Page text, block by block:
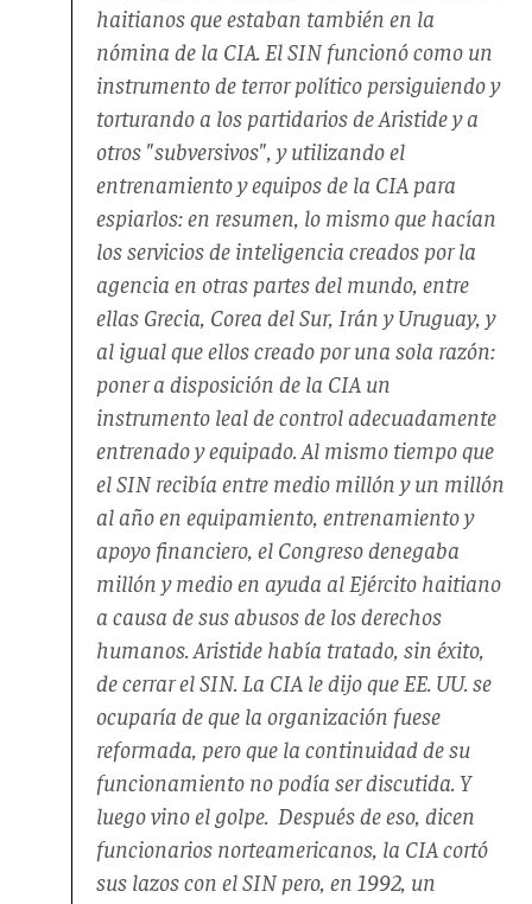
haitianos que estaban también en la
nómina de la CIA. El SIN funcionó como un
instrumento de terror político persiguiendo y
torturando a los partidarios de Aristide y a
otros "subversivos", y utilizando el
entrenamiento y equipos de la CIA para
espiarlos: en resumen, lo mismo que hacían
los servicios de inteligencia creados por la
agencia en otras partes del mundo, entre
ellas Grecia, Corea del Sur, Irán y Uruguay, y
al igual que ellos creado por una sola razón:
poner a disposición de la CIA un
instrumento leal de control adecuadamente
entrenado y equipado. Al mismo tiempo que
el SIN recibía entre medio millón y un millón
al año en equipamiento, entrenamiento y
apoyo financiero, el Congreso denegaba
millón y medio en ayuda al Ejército haitiano
a causa de sus abusos de los derechos
humanos. Aristide había tratado, sin éxito,
de cerrar el SIN. La CIA le dijo que EE. UU. se
ocuparía de que la organización fuese
reformada, pero que la continuidad de su
funcionamiento no podía ser discutida. Y
luego vino el golpe. Después de eso, dicen
funcionarios norteamericanos, la CIA cortó
sus lazos con el SIN pero, en 1992, un